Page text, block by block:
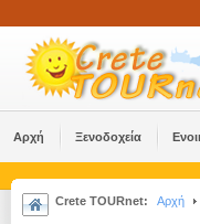
Αρχή Ξενοδοχεία
Crete TOURnet: Αρχή